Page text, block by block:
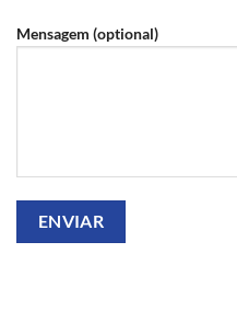
Mensagem (optional)